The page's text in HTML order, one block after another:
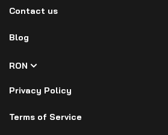
Contact us
Blog
RON
Privacy Policy
Terms of Service